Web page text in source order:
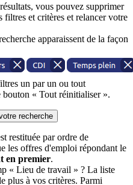
vous pouvez supprimer
filtres et critères et relancer votre
apparaissent de la façon
un par un ou tout
« Tout réinitialiser ».
recherche
restituée par ordre de
les offres d'emploi répondant le
en premier.
« Lieu de travail » ? La liste
plus à vos critères. Parmi